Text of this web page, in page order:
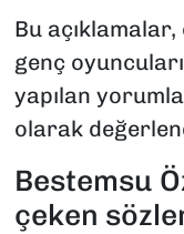
Bu
genç
yapılan
olarak
Bestemsu
çeken